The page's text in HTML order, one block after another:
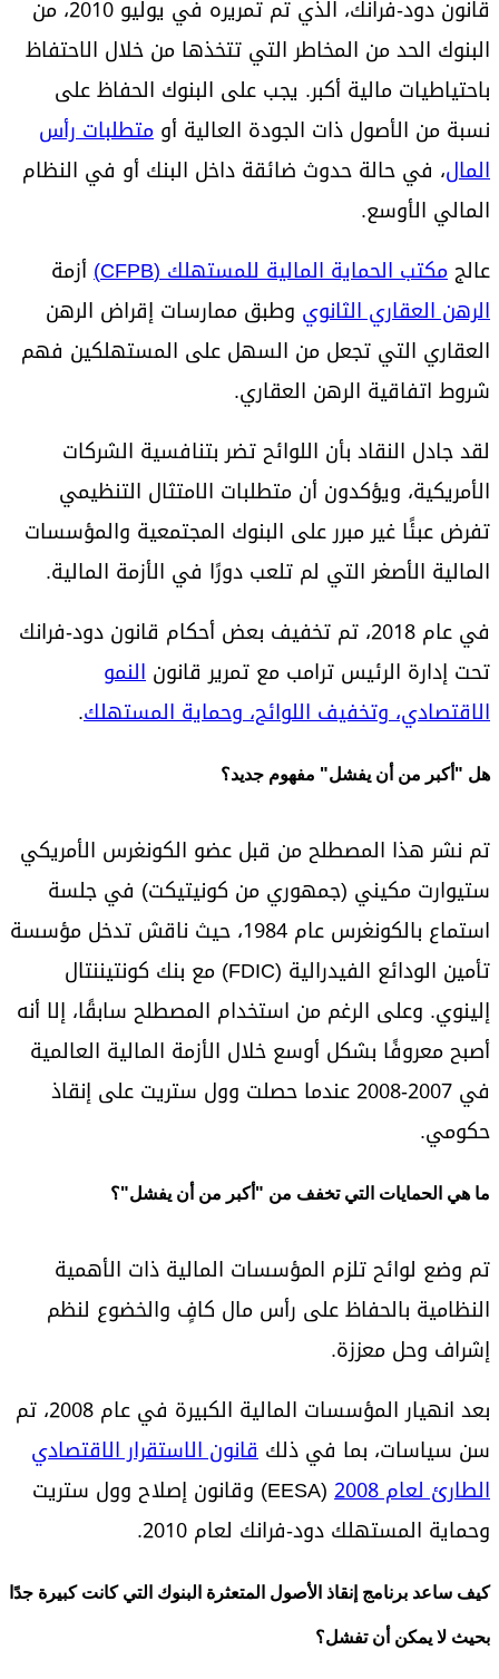
قانون دود-فرانك، الذي تم تمريره في يوليو 2010، من
البنوك الحد من المخاطر التي تتخذها من خلال الاحتفاظ
باحتياطيات مالية أكبر. يجب على البنوك الحفاظ على
نسبة من الأصول ذات الجودة العالية أو متطلبات رأس
المال، في حالة حدوث ضائقة داخل البنك أو في النظام
المالي الأوسع.
عالجمكتب الحماية المالية للمستهلك (CFPB)
أزمة
الرهن العقاري الثانوي وطبق ممارسات إقراض الرهن
العقاري التي تجعل من السهل على المستهلكين فهم
شروط اتفاقية الرهن العقاري.
لقد جادل النقاد بأن اللوائح تضر بتنافسية الشركات
الأمريكية، ويؤكدون أن متطلبات الامتثال التنظيمي
تفرض عبئًا غير مبرر على البنوك المجتمعية والمؤسسات
المالية الأصغر التي لم تلعب دورًا في الأزمة المالية.
في عام 2018، تم تخفيف بعض أحكام قانون دود-فرانك
تحت إدارة الرئيس ترامب مع تمرير قانون النمو
الاقتصادي، وتخفيف اللوائح، وحماية المستهلك.
هل "أكبر من أن يفشل" مفهوم جديد؟
تم نشر هذا المصطلح من قبل عضو الكونغرس الأمريكي
ستيوارت مكيني (جمهوري من كونيتيكت) في جلسة
استماع بالكونغرس عام 1984، حيث ناقش تدخل مؤسسة
تأمين الودائع الفيدرالية (FDIC) مع بنك كونتيننتال
إلينوي. وعلى الرغم من استخدام المصطلح سابقًا، إلا أنه
أصبح معروفًا بشكل أوسع خلال الأزمة المالية العالمية
في 2007-2008 عندما حصلت وول ستريت على إنقاذ
حكومي.
ما هي الحمايات التي تخفف من "أكبر من أن يفشل"؟
تم وضع لوائح تلزم المؤسسات المالية ذات الأهمية
النظامية بالحفاظ على رأس مال كافٍ والخضوع لنظم
إشراف وحل معززة.
بعد انهيار المؤسسات المالية الكبيرة في عام 2008، تم
سن سياسات، بما في ذلك قانون الاستقرار الاقتصادي
الطارئ لعام 2008
(EESA) وقانون إصلاح وول ستريت
وحماية المستهلك دود-فرانك لعام 2010.
كيف ساعد برنامج إنقاذ الأصول المتعثرة البنوك التي كانت كبيرة جدًا
بحيث لا يمكن أن تفشل؟